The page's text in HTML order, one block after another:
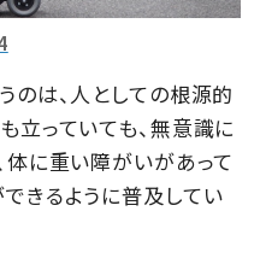
のは、人としての根源的
立っていても、無意識に
体に重い障がいがあって
きるように普及してい